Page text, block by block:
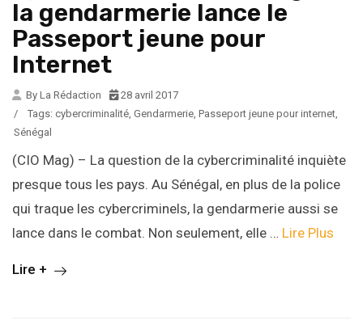
la gendarmerie lance le
Passeport jeune pour
Internet
By La Rédaction
28 avril 2017
/
Tags: cybercriminalité Gendarmerie Passeport jeune pour internet
Sénégal
(CIO Mag) – La question de la cybercriminalité inquiète
presque tous les pays. Au Sénégal, en plus de la police
qui traque les cybercriminels, la gendarmerie aussi se
lance dans le combat. Non seulement, elle … Lire Plus
Lire +